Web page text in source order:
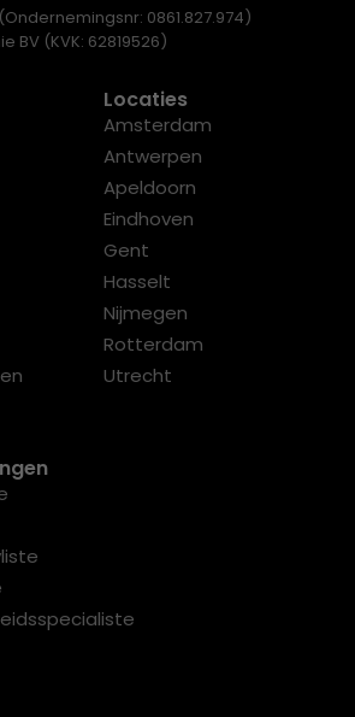
0861.827.974)
BV (KVK: 62819526)
Locaties
Amsterdam
Antwerpen
Apeldoorn
Eindhoven
Gent
Hasselt
Nijmegen
Rotterdam
Utrecht